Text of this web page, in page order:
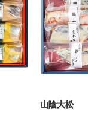
山陰大松